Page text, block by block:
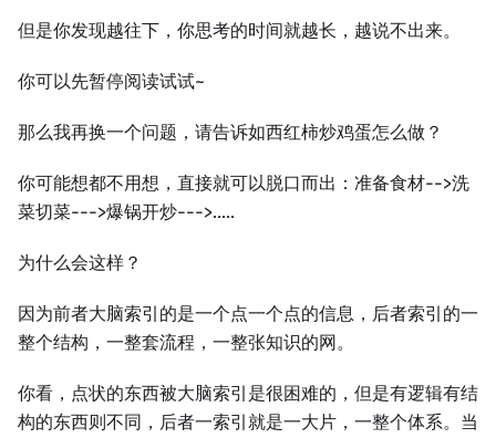
但是你发现越往下，你思考的时间就越长，越说不出来。
你可以先暂停阅读试试~
那么我再换一个问题，请告诉如西红柿炒鸡蛋怎么做？
你可能想都不用想，直接就可以脱口而出：准备食材-->洗
菜切菜--->爆锅开炒--->.....
为什么会这样？
因为前者大脑索引的是一个点一个点的信息，后者索引的一
整个结构，一整套流程，一整张知识的网。
你看，点状的东西被大脑索引是很困难的，但是有逻辑有结
构的东西则不同，后者一索引就是一大片，一整个体系。当